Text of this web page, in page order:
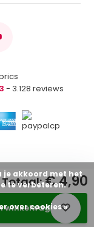
winkelwagen
Totaal:€ 4,90
- 3.128 reviews
je akkoord met het
te verbeteren.
over cookies »